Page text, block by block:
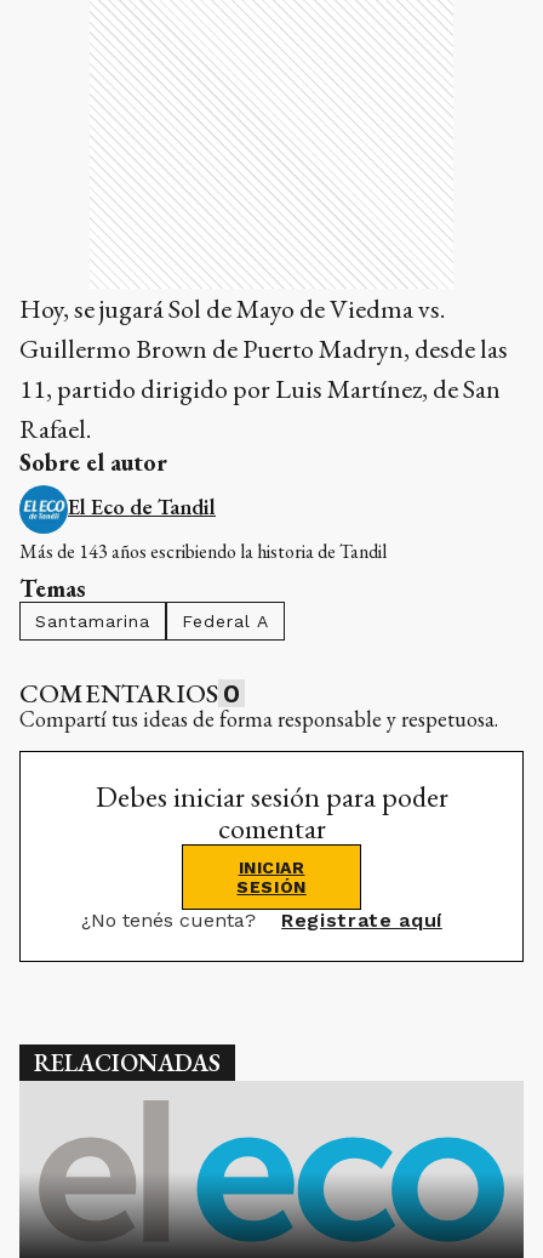
Hoy, se jugará Sol de Mayo de Viedma vs.
Guillermo Brown de Puerto Madryn, desde las
11, partido dirigido por Luis Martínez, de San
Rafael.
Sobre el autor
El Eco de Tandil
Más de 143 años escribiendo la historia de Tandil
Temas
Santamarina Federal A
COMENTARIOS 0
Compartí tus ideas de forma responsable y respetuosa.
Debes iniciar sesión para poder
comentar
INICIAR
SESIÓN
¿No tenés cuenta? Registrate aquí
RELACIONADAS